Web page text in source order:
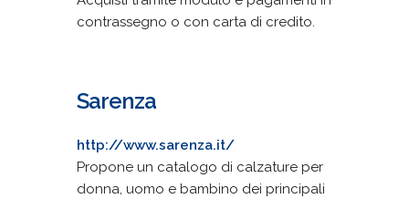
contrassegno o con carta di credito.
Sarenza
http://www.sarenza.it/
Propone un catalogo di calzature per
donna, uomo e bambino dei principali